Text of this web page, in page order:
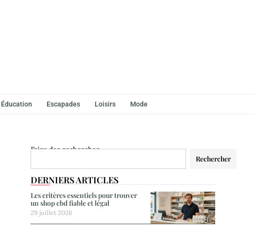
Éducation Escapades Loisirs Mode
Faire des recherches
Rechercher
DERNIERS ARTICLES
Les critères essentiels pour trouver
un shop cbd fiable et légal
29 juillet 2026